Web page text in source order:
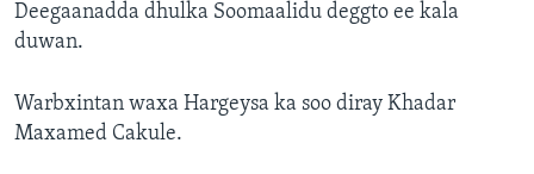
Deegaanadda dhulka Soomaalidu deggto ee kala
duwan.
Warbxintan waxa Hargeysa ka soo diray Khadar
Maxamed Cakule.